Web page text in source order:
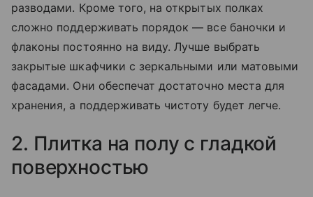
разводами. Кроме того, на открытых полках
сложно поддерживать порядок — все баночки и
флаконы постоянно на виду. Лучше выбрать
закрытые шкафчики с зеркальными или матовыми
фасадами. Они обеспечат достаточно места для
хранения, а поддерживать чистоту будет легче.
2. Плитка на полу с гладкой
поверхностью